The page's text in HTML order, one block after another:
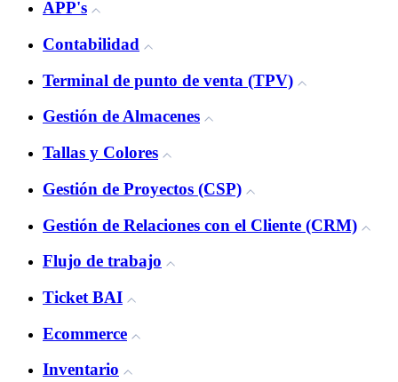
APP's
Contabilidad
Terminal de punto de venta (TPV)
Gestión de Almacenes
Tallas y Colores
Gestión de Proyectos (CSP)
Gestión de Relaciones con el Cliente (CRM)
Flujo de trabajo
Ticket BAI
Ecommerce
Inventario